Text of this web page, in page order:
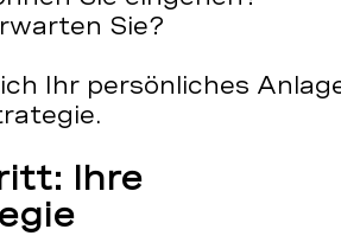
Sie?
Ihr persönliches
Ihre